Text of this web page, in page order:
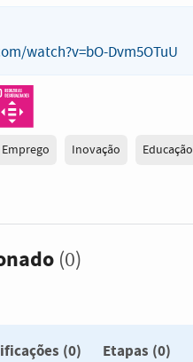
watch?v=bO-Dvm5OTuU
Emprego Inovação Educação
(0)
(0) Etapas (0)